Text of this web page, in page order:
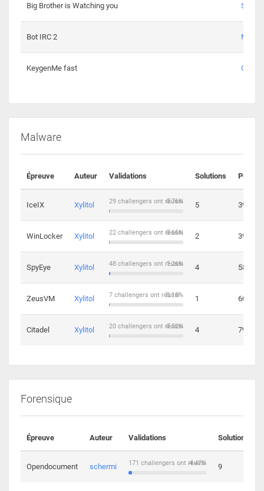
Big Brother is Watching you
Bot IRC 2
KeygenMe fast Ge0
Malware
Épreuve Auteur Validations Solutions Points
IceIX Xylitol 0.76%
29 challengers ont réussi 5 39
WinLocker Xylitol 0.65%
22 challengers ont réussi 2 39
SpyEye Xylitol 1.26%
48 challengers ont réussi 4 58
ZeusVM Xylitol 0.18%
7 challengers ont réussi 1 60
Citadel Xylitol 0.52%
20 challengers ont réussi 4 79
Forensique
Épreuve Auteur Validations Solutions
Opendocument schermi 4.47%
171 challengers ont réussi 9